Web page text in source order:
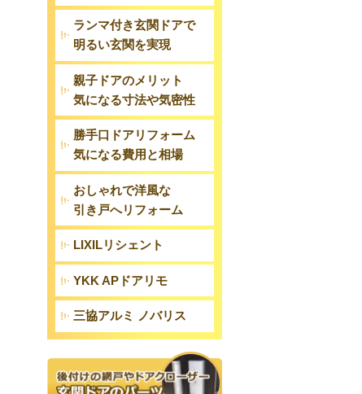
ランマ付き玄関ドアで
明るい玄関を実現
親子ドアのメリット
気になる寸法や気密性
勝手口ドアリフォーム
気になる費用と相場
おしゃれで洋風な
引き戸へリフォーム
LIXILリシェント
YKK APドアリモ
三協アルミ ノバリス